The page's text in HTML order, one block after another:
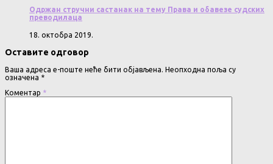
Одржан стручни састанак на тему Права и обавезе судских
преводилаца
18. октобра 2019.
Оставите одговор
Ваша адреса е-поште неће бити објављена. Неопходна поља су
означена *
Коментар *